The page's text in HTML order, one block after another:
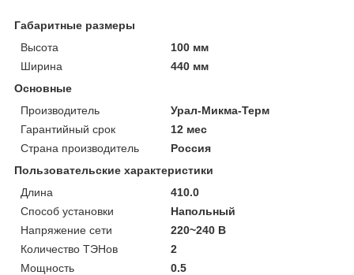
Габаритные размеры
Высота
100 мм
Ширина
440 мм
Основные
Производитель
Урал-Микма-Терм
Гарантийный срок
12 мес
Страна производитель
Россия
Пользовательские характеристики
Длина
410.0
Способ установки
Напольный
Напряжение сети
220~240 В
Количество ТЭНов
2
Мощность
0.5